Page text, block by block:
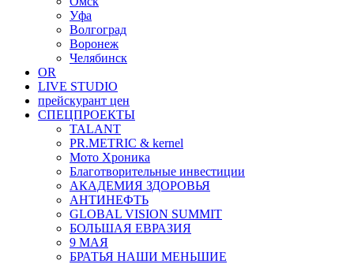
Уфа
Волгоград
Воронеж
Челябинск
OR
LIVE STUDIO
прейскурант цен
СПЕЦПРОЕКТЫ
TALANT
PR.METRIC & kernel
Мото Хроника
Благотворительные инвестиции
АКАДЕМИЯ ЗДОРОВЬЯ
АНТИНЕФТЬ
GLOBAL VISION SUMMIT
БОЛЬШАЯ ЕВРАЗИЯ
9 МАЯ
БРАТЬЯ НАШИ МЕНЬШИЕ